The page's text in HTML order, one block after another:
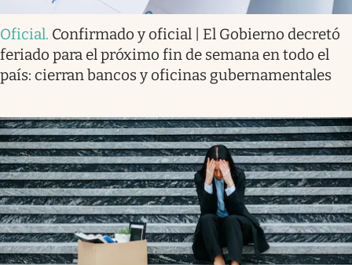
Oficial. Confirmado y oficial | El Gobierno decretó
feriado para el próximo fin de semana en todo el
país: cierran bancos y oficinas gubernamentales